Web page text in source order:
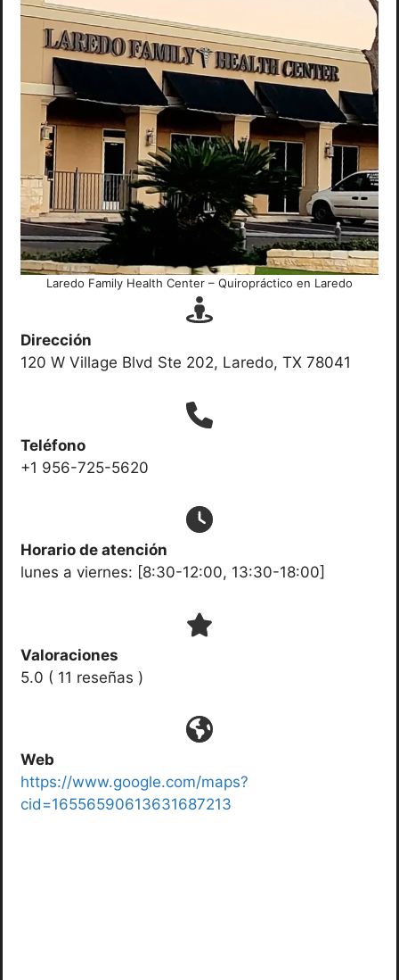
Laredo Family Health Center – Quiropráctico en Laredo
Dirección
120 W Village Blvd Ste 202, Laredo, TX 78041
Teléfono
+1 956-725-5620
Horario de atención
lunes a viernes: [8:30-12:00, 13:30-18:00]
Valoraciones
5.0 ( 11 reseñas )
Web
https://www.google.com/maps?
cid=16556590613631687213